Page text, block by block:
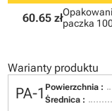
60.65 złpaczka
Warianty produktu
PA-1 Powierzchnia :
Średnica :